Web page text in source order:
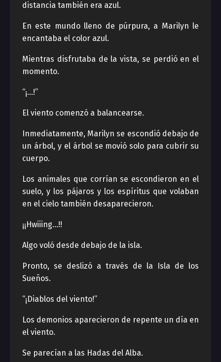
distancia también era azul.
En este mundo lleno de púrpura, a Marilyn le
encantaba el color azul.
Mientras disfrutaba de la vista, se perdió en el
momento.
“¡…!”
El viento comenzó a balancearse.
Inmediatamente, Marilyn se escondió debajo de
un árbol, y el árbol se movió solo para cubrir su
cuerpo.
Los animales que corrían se escondieron en el
suelo, y los pájaros y los espíritus que volaban
en el cielo también desaparecieron.
¡¡Hwiiing…!!
Algo voló desde debajo de la isla.
Pronto, se deslizó a través de la Isla de los
Sueños.
“¡Diablos del viento!”
Los demonios aparecieron de repente un día en
el viento.
Se parecían a las Hadas del Alba.